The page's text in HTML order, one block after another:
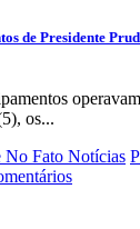
de Presidente
os...
No Fato Notícias